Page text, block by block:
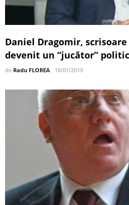
Daniel Dragomir, scrisoare
devenit un “jucător” politic
de Radu FLOREA 18/01/2019